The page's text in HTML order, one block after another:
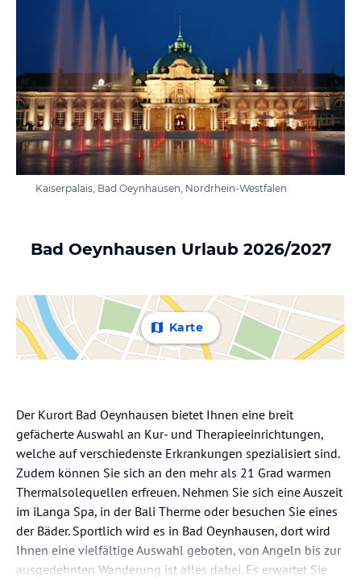
Kaiserpalais, Bad Oeynhausen, Nordrhein-Westfalen
Bad Oeynhausen Urlaub 2026/2027
Karte
Der Kurort Bad Oeynhausen bietet Ihnen eine breit
gefächerte Auswahl an Kur- und Therapieeinrichtungen,
welche auf verschiedenste Erkrankungen spezialisiert sind.
Zudem können Sie sich an den mehr als 21 Grad warmen
Thermalsolequellen erfreuen. Nehmen Sie sich eine Auszeit
im iLanga Spa, in der Bali Therme oder besuchen Sie eines
der Bäder. Sportlich wird es in Bad Oeynhausen, dort wird
Ihnen eine vielfältige Auswahl geboten, von Angeln bis zur
ausgedehnten Wanderung ist alles dabei. Es erwartet Sie